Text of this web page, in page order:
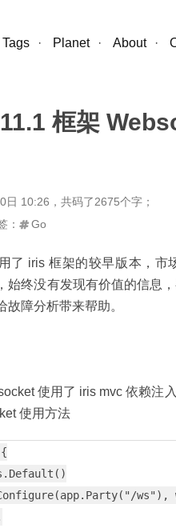
Tags · Planet · About ·
框架
日 10:26 ， 共码了2675个字 ；
：
Go
了 iris 框架的较早版本，市
始终没有发现有价值的信息
故障分析带来帮助。
使用了 iris mvc 依赖注
使用方法
ws"),